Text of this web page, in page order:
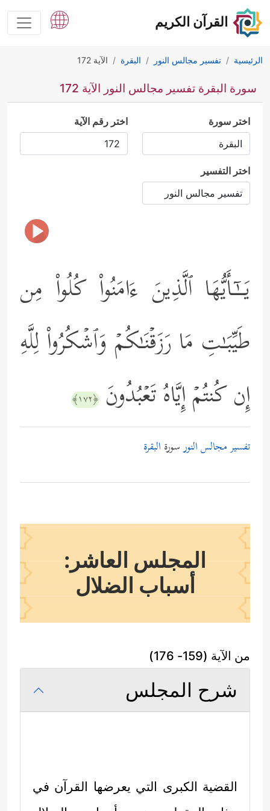
القرآن الكريم
الرئيسية تفسير مجالس النور البقرة الآية 172
سورة البقرة تفسير مجالس النور الآية 172
اختر سورة اختر رقم الآية
اختر التفسير
یَــٰۤـأَیُّهَا ٱلَّذِینَ ءَامَنُواْ كُلُواْ مِن
طَیِّبَـٰتِ مَا رَزَقۡنَـٰكُمۡ وَٱشۡكُرُواْ لِلَّهِ
إِن كُنتُمۡ إِیَّاهُ تَعۡبُدُونَ ﴿١٧٢﴾
تفسير مجالس النورسورة البقرة
المجلس العاشر:
أسباب الضلال
من الآية (159- 176)
شرح المجلس
القضية الكبرى التي يعرضها القرآن في